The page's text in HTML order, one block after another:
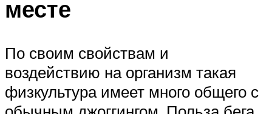
месте
По своим свойствам и
воздействию на организм такая
физкультура имеет много общего с